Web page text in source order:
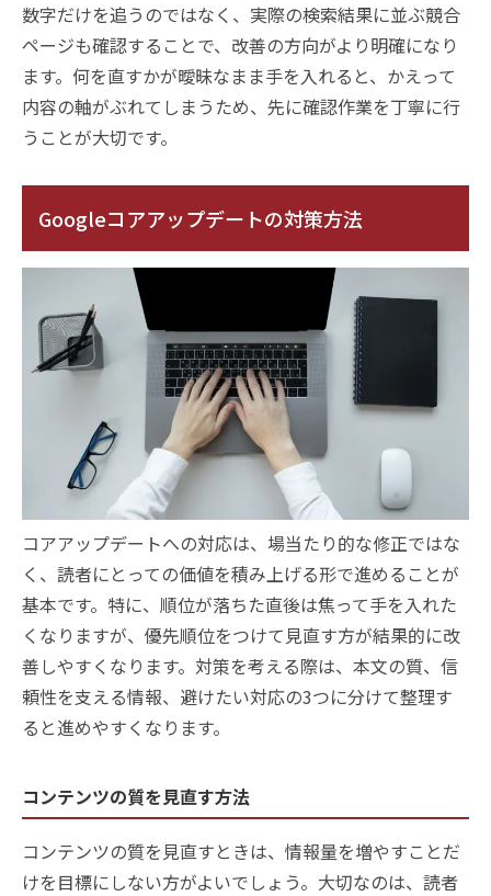
数字だけを追うのではなく、実際の検索結果に並ぶ競合
ページも確認することで、改善の方向がより明確になり
ます。何を直すかが曖昧なまま手を入れると、かえって
内容の軸がぶれてしまうため、先に確認作業を丁寧に行
うことが大切です。
Googleコアアップデートの対策方法
コアアップデートへの対応は、場当たり的な修正ではな
く、読者にとっての価値を積み上げる形で進めることが
基本です。特に、順位が落ちた直後は焦って手を入れた
くなりますが、優先順位をつけて見直す方が結果的に改
善しやすくなります。対策を考える際は、本文の質、信
頼性を支える情報、避けたい対応の3つに分けて整理す
ると進めやすくなります。
コンテンツの質を見直す方法
コンテンツの質を見直すときは、情報量を増やすことだ
けを目標にしない方がよいでしょう。大切なのは、読者